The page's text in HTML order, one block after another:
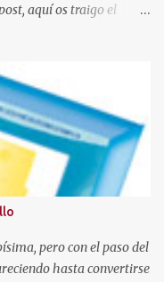
aquí os traigo el
muestras que podeis
sólo tendreis
a traves de GFC
no se admitirán blogs
. - Escribir un
datos (debeis copiar la
2. Mail de contacto.
el lateral de mi blog? Si
pero con el paso del
hasta convertirse